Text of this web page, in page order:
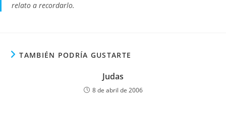
relato a recordarlo.
TAMBIÉN PODRÍA GUSTARTE
Judas
8 de abril de 2006